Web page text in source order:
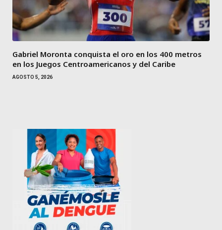
Gabriel Moronta conquista el oro en los 400 metros
en los Juegos Centroamericanos y del Caribe
AGOSTO 5, 2026